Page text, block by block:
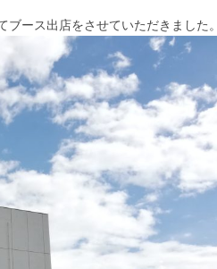
ース出店をさせていただきました。